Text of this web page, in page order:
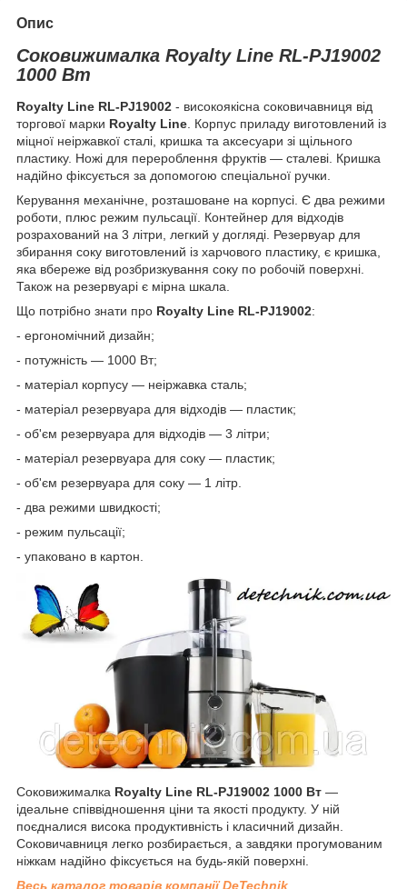
Опис
Соковижималка Royalty Line RL-PJ19002
1000 Вт
Royalty Line RL-PJ19002 - високоякісна соковичавниця від
торгової марки Royalty Line. Корпус приладу виготовлений із
міцної неіржавкої сталі, кришка та аксесуари зі щільного
пластику. Ножі для перероблення фруктів — сталеві. Кришка
надійно фіксується за допомогою спеціальної ручки.
Керування механічне, розташоване на корпусі. Є два режими
роботи, плюс режим пульсації. Контейнер для відходів
розрахований на 3 літри, легкий у догляді. Резервуар для
збирання соку виготовлений із харчового пластику, є кришка,
яка вбереже від розбризкування соку по робочій поверхні.
Також на резервуарі є мірна шкала.
Що потрібно знати про Royalty Line RL-PJ19002:
- ергономічний дизайн;
- потужність — 1000 Вт;
- матеріал корпусу — неіржавка сталь;
- матеріал резервуара для відходів — пластик;
- об'єм резервуара для відходів — 3 літри;
- матеріал резервуара для соку — пластик;
- об'єм резервуара для соку — 1 літр.
- два режими швидкості;
- режим пульсації;
- упаковано в картон.
Соковижималка Royalty Line RL-PJ19002 1000 Вт —
ідеальне співвідношення ціни та якості продукту. У ній
поєдналися висока продуктивність і класичний дизайн.
Соковичавниця легко розбирається, а завдяки прогумованим
ніжкам надійно фіксується на будь-якій поверхні.
Весь каталог товарів компанії DeTechnik